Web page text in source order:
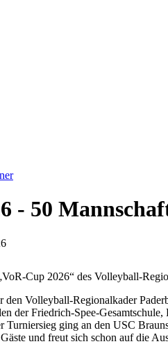
- 50
Cup 2026“ des Volleyball-
Volleyball-Regionalkader
der Friedrich-Spee-
Turniersieg ging an den USC
und freut sich schon auf die